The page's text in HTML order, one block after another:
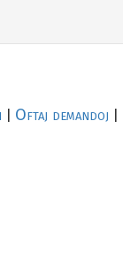
Oftaj demandoj